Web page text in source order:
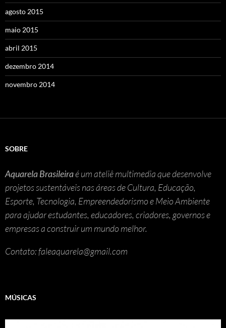
agosto 2015
maio 2015
abril 2015
dezembro 2014
novembro 2014
SOBRE
Aquarela Brasileiraé um ateliê multimedia que desenvolve
projetos sustentáveis nas áreas de Cultura, Educação,
Esporte, Tecnologia, Empreendedorismo e Meio Ambiente
para ajudar estudantes, educadores, criadores, governos e
empresas a construir um mundo melhor.
Contato: faleaquarela@gmail.com
MÚSICAS